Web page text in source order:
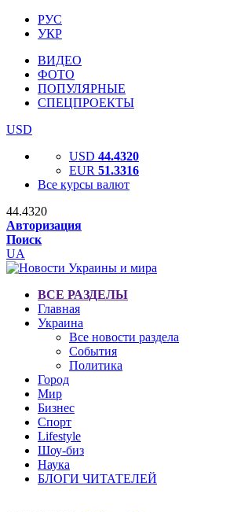
РУС
УКР
ВИДЕО
ФОТО
ПОПУЛЯРНЫЕ
СПЕЦПРОЕКТЫ
USD
USD 44.4320
EUR 51.3316
Все курсы валют
44.4320
Авторизация
Поиск
UA
ВСЕ РАЗДЕЛЫ
Главная
Украина
Все новости раздела
События
Политика
Город
Мир
Бизнес
Спорт
Lifestyle
Шоу-биз
Наука
БЛОГИ ЧИТАТЕЛЕЙ